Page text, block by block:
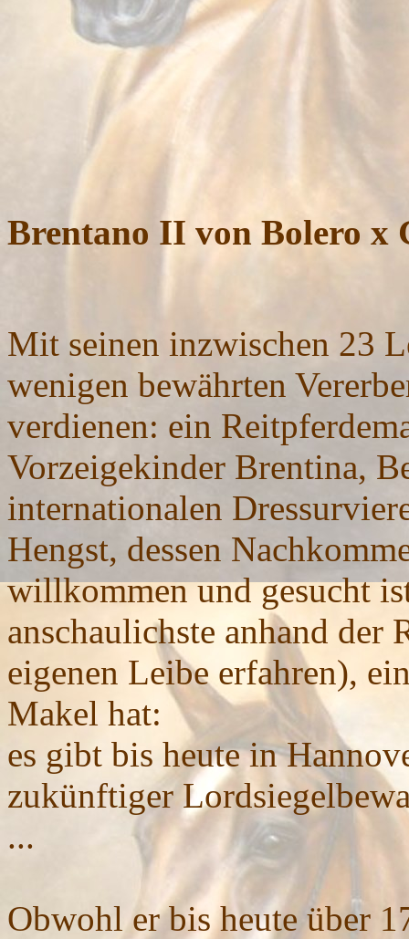
Brentano II von Bolero x
Mit seinen inzwischen 23
wenigen bewährten
verdienen: ein
Vorzeigekinder Brentina,
internationalen
Hengst, dessen
willkommen und gesucht
anschaulichste anhand der
eigenen Leibe erfahren),
Makel hat:
es gibt bis heute in
zukünftiger
...
Obwohl er bis heute über